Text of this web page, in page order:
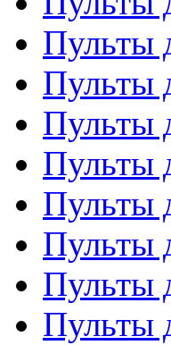
Пульты
Пульты
Пульты
Пульты
Пульты
Пульты
Пульты
Пульты